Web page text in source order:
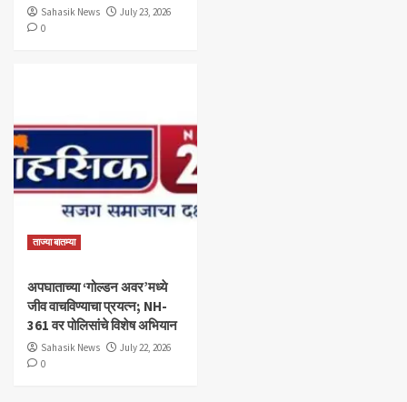
Sahasik News
July 23, 2026
0
ताज्या बातम्या
अपघाताच्या ‘गोल्डन अवर’मध्ये
जीव वाचविण्याचा प्रयत्न; NH-
361 वर पोलिसांचे विशेष अभियान
Sahasik News
July 22, 2026
0